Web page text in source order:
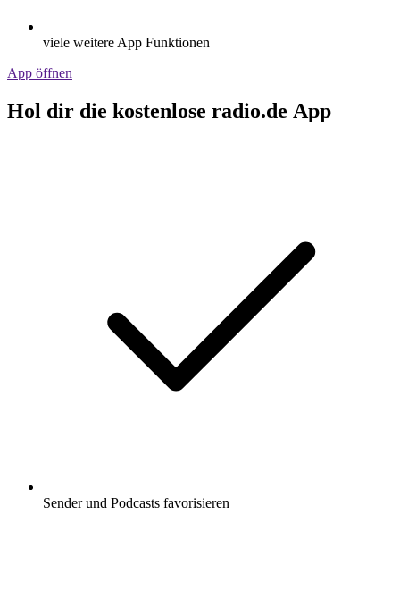
viele weitere App Funktionen
App öffnen
Hol dir die kostenlose radio.de App
Sender und Podcasts favorisieren